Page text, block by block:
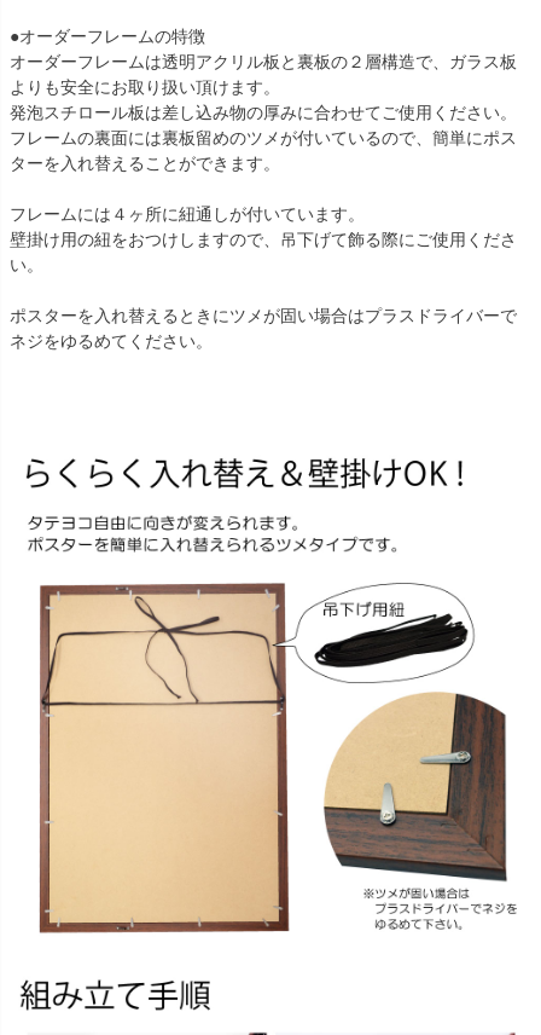
●オーダーフレームの特徴
オーダーフレームは透明アクリル板と裏板の２層構造で、ガラス板
よりも安全にお取り扱い頂けます。
発泡スチロール板は差し込み物の厚みに合わせてご使用ください。
フレームの裏面には裏板留めのツメが付いているので、簡単にポス
ターを入れ替えることができます。
フレームには４ヶ所に紐通しが付いています。
壁掛け用の紐をおつけしますので、吊下げて飾る際にご使用くださ
い。
ポスターを入れ替えるときにツメが固い場合はプラスドライバーで
ネジをゆるめてください。